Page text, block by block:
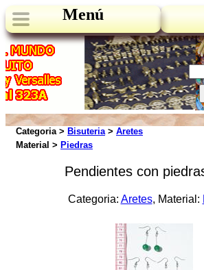
Menú
Categoria > Bisuteria> Aretes
Material > Piedras
Pendientes con
Categoria: Aretes, Material: